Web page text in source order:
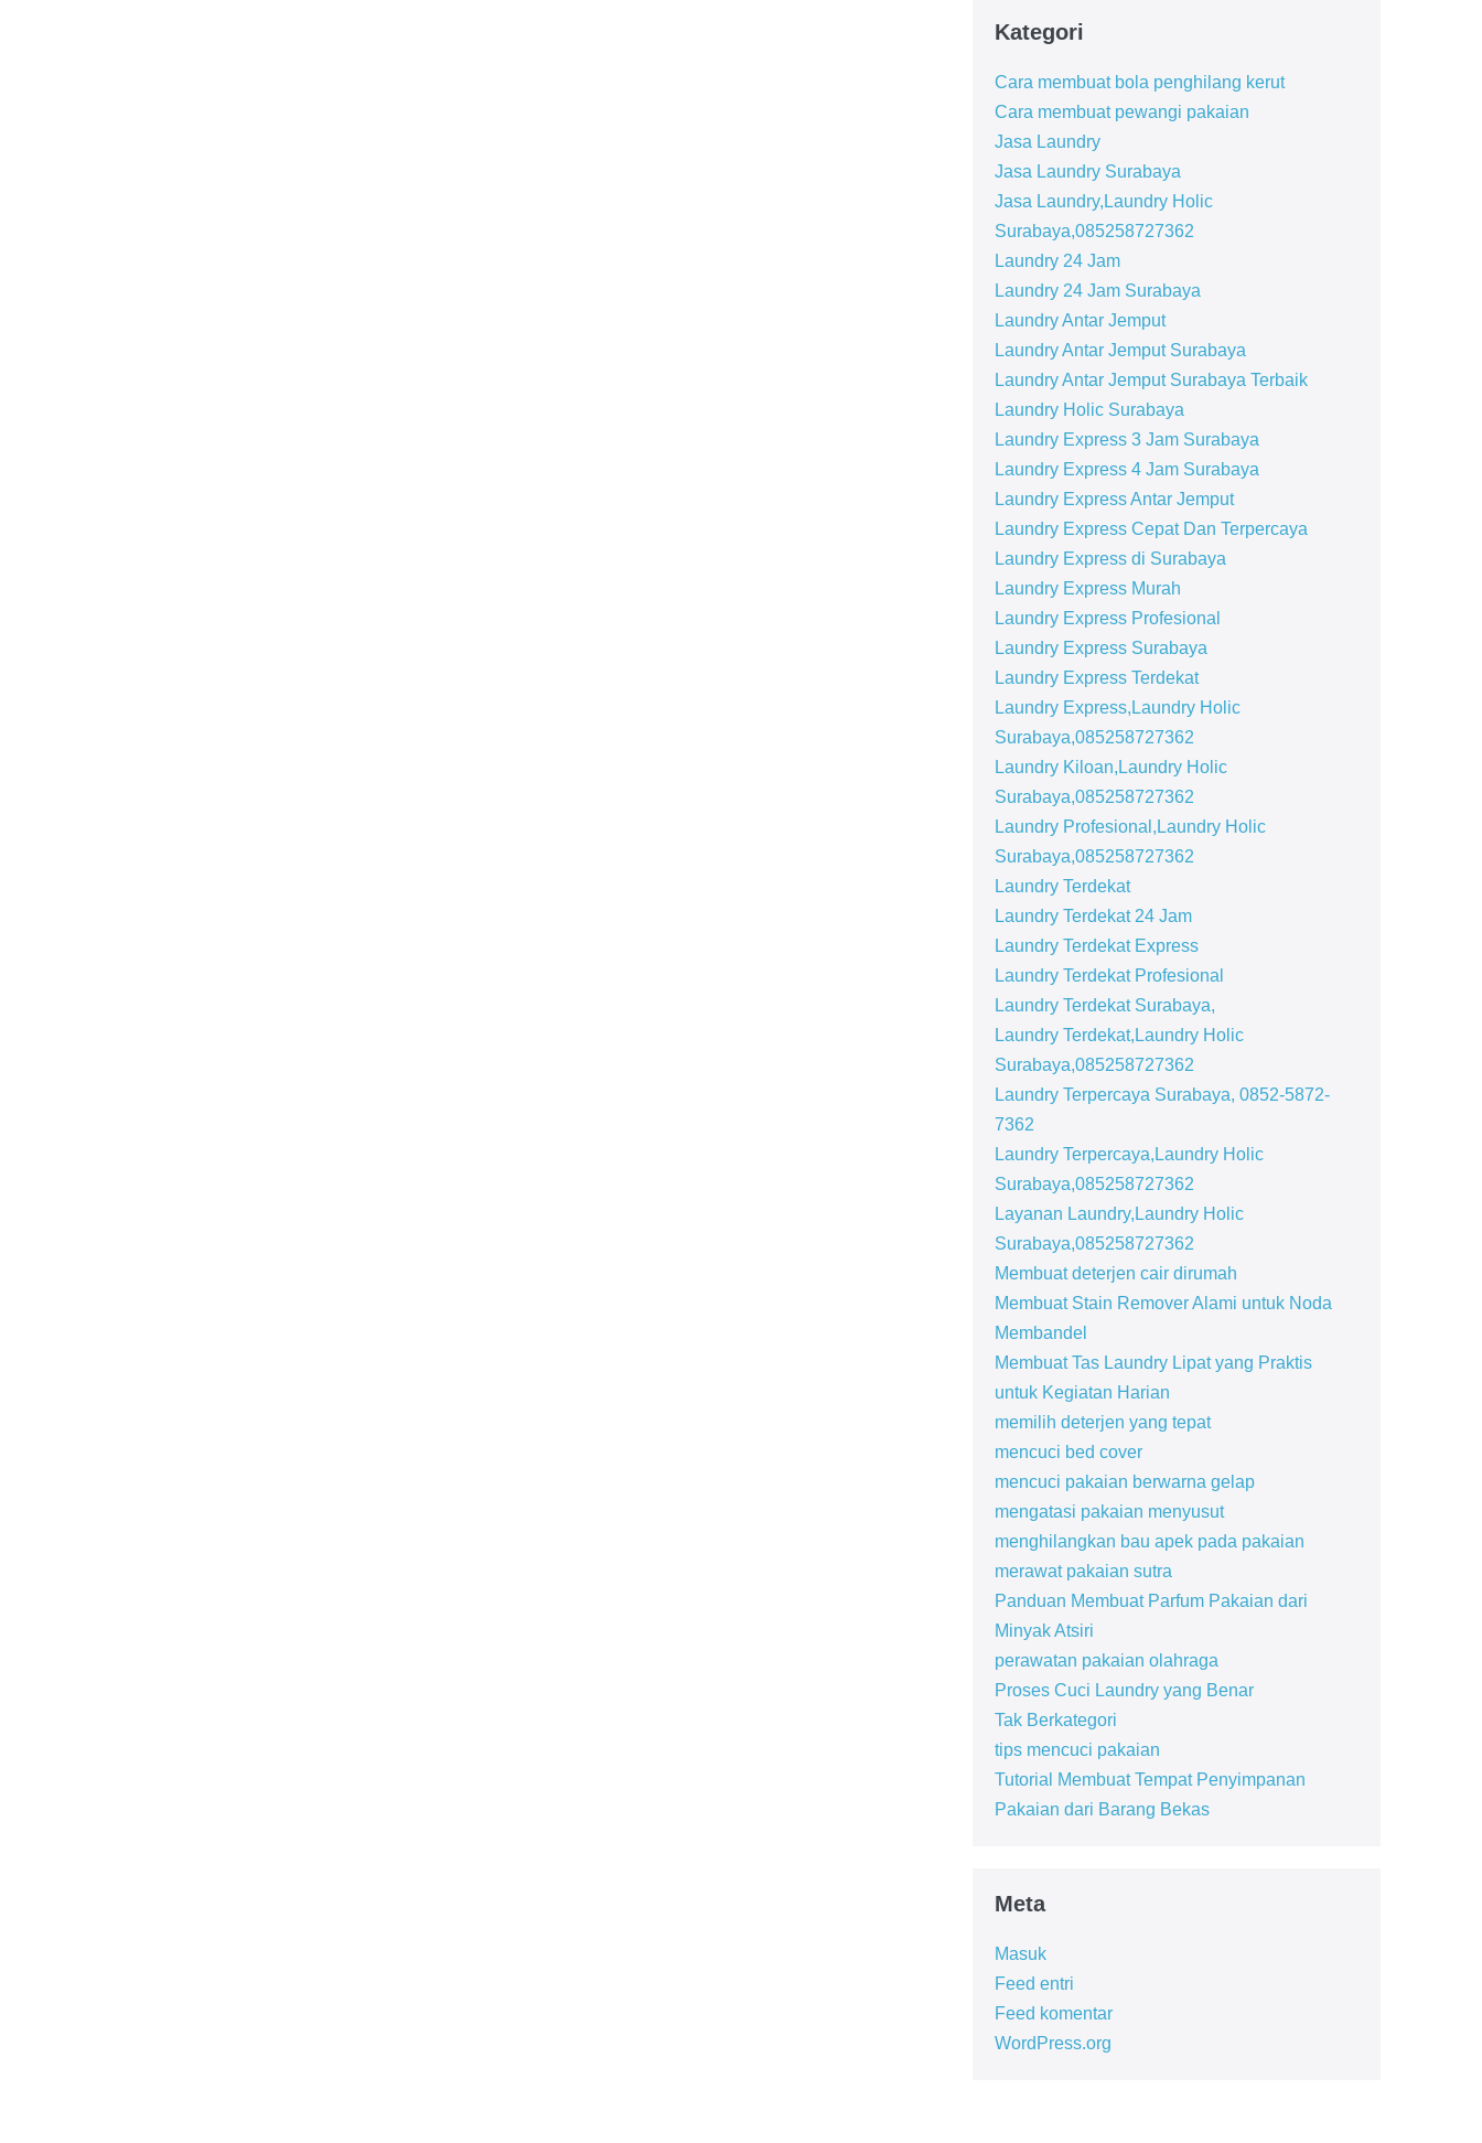
Kategori
Cara membuat bola penghilang kerut
Cara membuat pewangi pakaian
Jasa Laundry
Jasa Laundry Surabaya
Jasa Laundry,Laundry Holic
Surabaya,085258727362
Laundry 24 Jam
Laundry 24 Jam Surabaya
Laundry Antar Jemput
Laundry Antar Jemput Surabaya
Laundry Antar Jemput Surabaya Terbaik
Laundry Holic Surabaya
Laundry Express 3 Jam Surabaya
Laundry Express 4 Jam Surabaya
Laundry Express Antar Jemput
Laundry Express Cepat Dan Terpercaya
Laundry Express di Surabaya
Laundry Express Murah
Laundry Express Profesional
Laundry Express Surabaya
Laundry Express Terdekat
Laundry Express,Laundry Holic
Surabaya,085258727362
Laundry Kiloan,Laundry Holic
Surabaya,085258727362
Laundry Profesional,Laundry Holic
Surabaya,085258727362
Laundry Terdekat
Laundry Terdekat 24 Jam
Laundry Terdekat Express
Laundry Terdekat Profesional
Laundry Terdekat Surabaya,
Laundry Terdekat,Laundry Holic
Surabaya,085258727362
Laundry Terpercaya Surabaya, 0852-5872-
7362
Laundry Terpercaya,Laundry Holic
Surabaya,085258727362
Layanan Laundry,Laundry Holic
Surabaya,085258727362
Membuat deterjen cair dirumah
Membuat Stain Remover Alami untuk Noda
Membandel
Membuat Tas Laundry Lipat yang Praktis
untuk Kegiatan Harian
memilih deterjen yang tepat
mencuci bed cover
mencuci pakaian berwarna gelap
mengatasi pakaian menyusut
menghilangkan bau apek pada pakaian
merawat pakaian sutra
Panduan Membuat Parfum Pakaian dari
Minyak Atsiri
perawatan pakaian olahraga
Proses Cuci Laundry yang Benar
Tak Berkategori
tips mencuci pakaian
Tutorial Membuat Tempat Penyimpanan
Pakaian dari Barang Bekas
Meta
Masuk
Feed entri
Feed komentar
WordPress.org